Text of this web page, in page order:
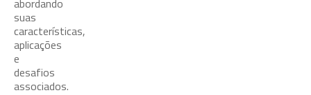
abordando
suas
características,
aplicações
e
desafios
associados.